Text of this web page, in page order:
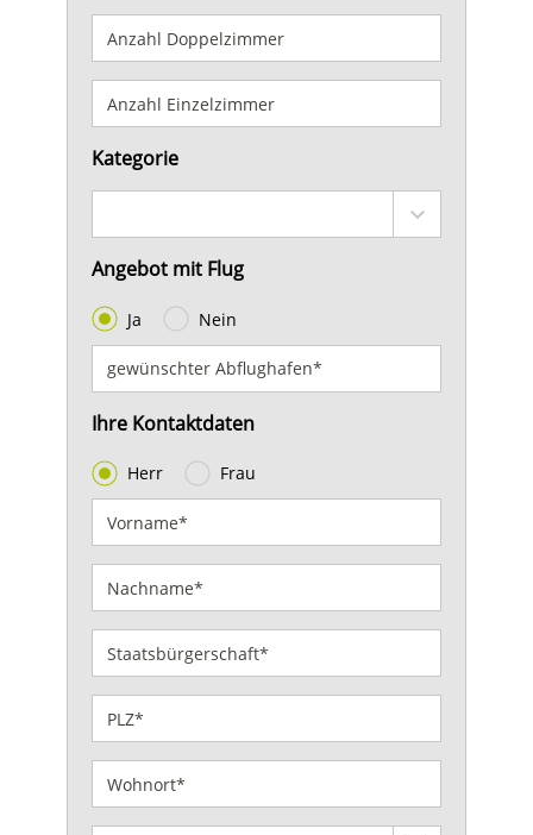
Kategorie
Angebot mit Flug
Ja Nein
Ihre Kontaktdaten
Herr Frau